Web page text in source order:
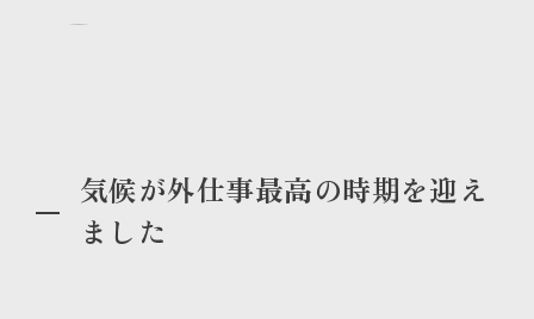
気候が外仕事最高の時期を迎え
ました